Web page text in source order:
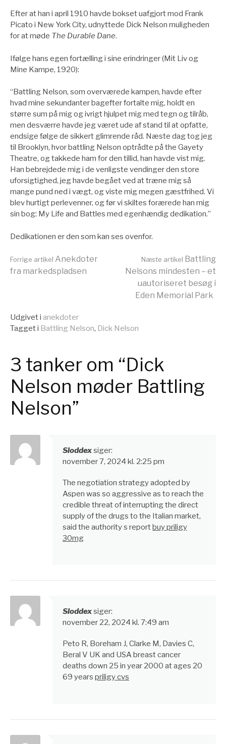
Efter at han i april 1910 havde bokset uafgjort mod Frank
Picato i New York City, udnyttede Dick Nelson muligheden
for at møde The Durable Dane.
Ifølge hans egen fortælling i sine erindringer (Mit Liv og
Mine Kampe, 1920):
“Battling Nelson, som overværede kampen, havde efter
hvad mine sekundanter bagefter fortalte mig, holdt en
større sum på mig og ivrigt hjulpet mig med tegn og tilråb,
men desværre havde jeg været ude af stand til at opfatte,
endsige følge de sikkert glimrende råd. Næste dag tog jeg
til Brooklyn, hvor battling Nelson optrådte på the Gayety
Theatre, og takkede ham for den tillid, han havde vist mig.
Han bebrejdede mig i de venligste vendinger den store
uforsigtighed, jeg havde begået ved at træne mig så
mange pund ned i vægt, og viste mig megen gæstfrihed. Vi
blev hurtigt perlevenner, og før vi skiltes forærede han mig
sin bog: My Life and Battles med egenhændig dedikation.”
Dedikationen er den som kan ses ovenfor.
Læs
Forrige artikel Anekdoter
fra markedspladsen
Næste artikel Battling
Nelsons mindesten – et
uautoriseret besøg i
Eden Memorial Park
Udgivet i anekdoter
Tagget i Battling Nelson, Dick Nelson
3 tanker om “Dick
Nelson møder Battling
Nelson”
Sloddexsiger:
november 7, 2024 kl. 2:25 pm
The negotiation strategy adopted by
Aspen was so aggressive as to reach the
credible threat of interrupting the direct
supply of the drugs to the Italian market,
said the authority s reportbuy priligy
30mg
Sloddexsiger:
november 22, 2024 kl. 7:49 am
Peto R, Boreham J, Clarke M, Davies C,
Beral V UK and USA breast cancer
deaths down 25 in year 2000 at ages 20
69 years priligy cvs